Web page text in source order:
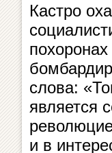
Кастро
слова:
является
и в